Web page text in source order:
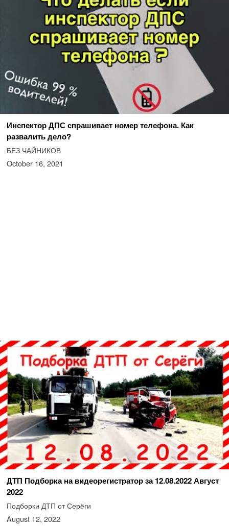
Инспектор ДПС спрашивает номер телефона. Как
развалить дело?
БЕЗ ЧАЙНИКОВ
October 16, 2021
ДТП Подборка на видеорегистратор за 12.08.2022 Август
2022
Подборки ДТП от Серёги
August 12, 2022